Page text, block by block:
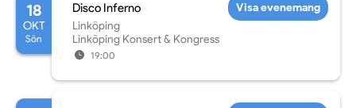
18
OKT
Sön
Disco Inferno
Linköping
Linköping Konsert & Kongress
19:00
Visa evenemang